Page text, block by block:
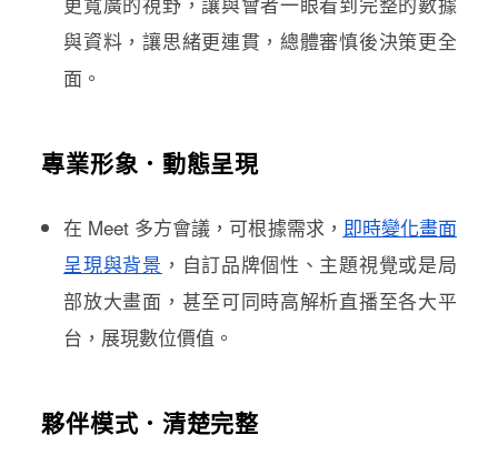
與資料，讓思緒更連貫，總體審慎後決策更全
面。
專業形象．動態呈現
在 Meet 多方會議，可根據需求， 即時變化畫面
呈現與背景 ，自訂品牌個性、主題視覺或是局
部放大畫面，甚至可同時高解析直播至各大平
台，展現數位價值。
夥伴模式．清楚完整